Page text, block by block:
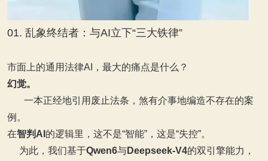
01. 乱象终结者：与AI立下“三大铁律”
市面上的通用法律AI，最大的痛点是什么？
幻觉。
一本正经地引用废止法条，煞有介事地编造不存在的案
例。
在智判AI 的逻辑里，这不是“智能”，这是“失控”。
为此，我们基于Qwen6与Deepseek‑V4的双引擎能力，